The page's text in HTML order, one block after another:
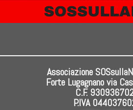
Associazione
Forte Lugagnano via
C.F.
P.IVA